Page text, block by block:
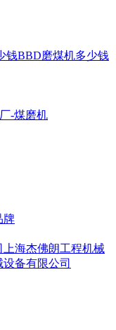
钱BBD磨煤机多少钱
-煤磨机
牌
上海杰佛朗工程机械
备有限公司